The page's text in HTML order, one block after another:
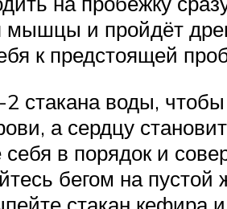
мышцы и пройдёт
к предстоящей
стакана воды,
а сердцу
в порядок и
бегом на пустой
стакан кефира